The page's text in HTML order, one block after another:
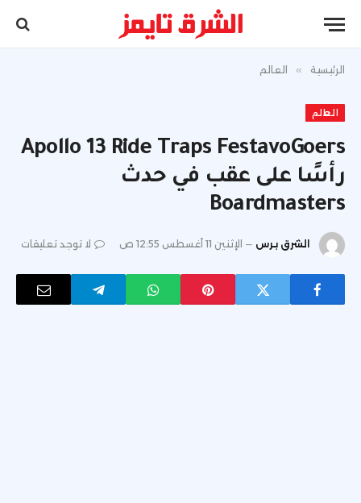
الرئيسية » العالم
العالم
Apollo 13 Ride Traps FestavoGoers
رأسًا على عقب في حدث
Boardmasters
الشرق برس الإثنين 11 أغسطس 12:55 ص لا توجد تعليقات